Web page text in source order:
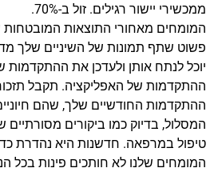
ממכשירי יישור רגילים. זול ב-70%.
המומחים מאחורי התוצאות
פשוט שתף תמונות של השיניים שלך
יוכל לנתח אותן ולעדכן את
ההתקדמות של האפליקציה. תקבל
ההתקדמות החודשיים שלך, שהם
המסלול, בדיוק כמו ביקורים מסורתיים
טיפול במרפאה. חדשנות היא נהדרת כדי
המומחים שלנו לא חותכים פינות בכל